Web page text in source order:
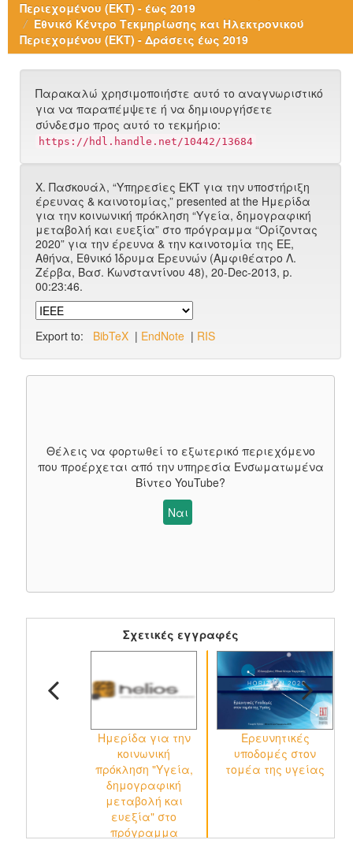
Περιεχομένου (ΕΚΤ) - έως 2019
Εθνικό Κέντρο Τεκμηρίωσης και Ηλεκτρονικού
Περιεχομένου (ΕΚΤ) - Δράσεις έως 2019
Παρακαλώ χρησιμοποιήστε αυτό το αναγνωριστικό
για να παραπέμψετε ή να δημιουργήσετε
σύνδεσμο προς αυτό το τεκμήριο:
https://hdl.handle.net/10442/13684
Χ. Πασκουάλ, “Υπηρεσίες ΕΚΤ για την υποστήριξη
έρευνας & καινοτομίας,” presented at the Ημερίδα
για την κοινωνική πρόκληση “Υγεία, δημογραφική
μεταβολή και ευεξία” στο πρόγραμμα “Oρίζοντας
2020” για την έρευνα & την καινοτομία της ΕΕ,
Αθήνα, Εθνικό Ίδρυμα Ερευνών (Αμφιθέατρο Λ.
Ζέρβα, Bασ. Κωνσταντίνου 48), 20-Dec-2013, p.
00:23:46.
Export to: BibTeX | EndNote | RIS
Θέλεις να φορτωθεί το εξωτερικό περιεχόμενο
που προέρχεται από την υπηρεσία Ενσωματωμένα
Βίντεο YouTube?
Ναι
Σχετικές εγγραφές
Ημερίδα για την
κοινωνική
πρόκληση "Υγεία,
δημογραφική
μεταβολή και
ευεξία" στο
πρόγραμμα
Ερευνητικές
υποδομές στον
τομέα της υγείας